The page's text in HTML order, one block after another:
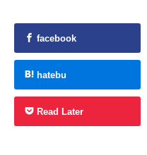
facebook
hatebu
Read Later